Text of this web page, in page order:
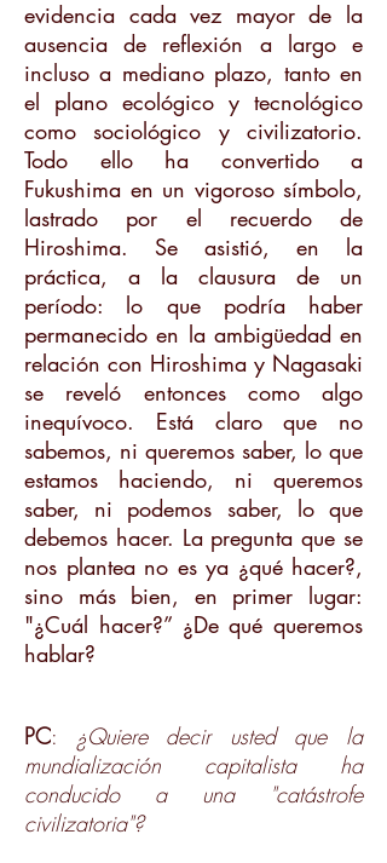
evidencia cada vez mayor de la
ausencia de reflexión a largo e
incluso a mediano plazo, tanto en
el plano ecológico y tecnológico
como sociológico y civilizatorio.
Todo ello ha convertido a
Fukushima en un vigoroso símbolo,
lastrado por el recuerdo de
Hiroshima. Se asistió, en la
práctica, a la clausura de un
período: lo que podría haber
permanecido en la ambigüedad en
relación con Hiroshima y Nagasaki
se reveló entonces como algo
inequívoco. Está claro que no
sabemos, ni queremos saber, lo que
estamos haciendo, ni queremos
saber, ni podemos saber, lo que
debemos hacer. La pregunta que se
nos plantea no es ya ¿qué hacer?,
sino más bien, en primer lugar:
"¿Cuál hacer?” ¿De qué queremos
hablar?
PC: ¿Quiere decir usted que la
mundialización capitalista ha
conducido a una "catástrofe
civilizatoria"?